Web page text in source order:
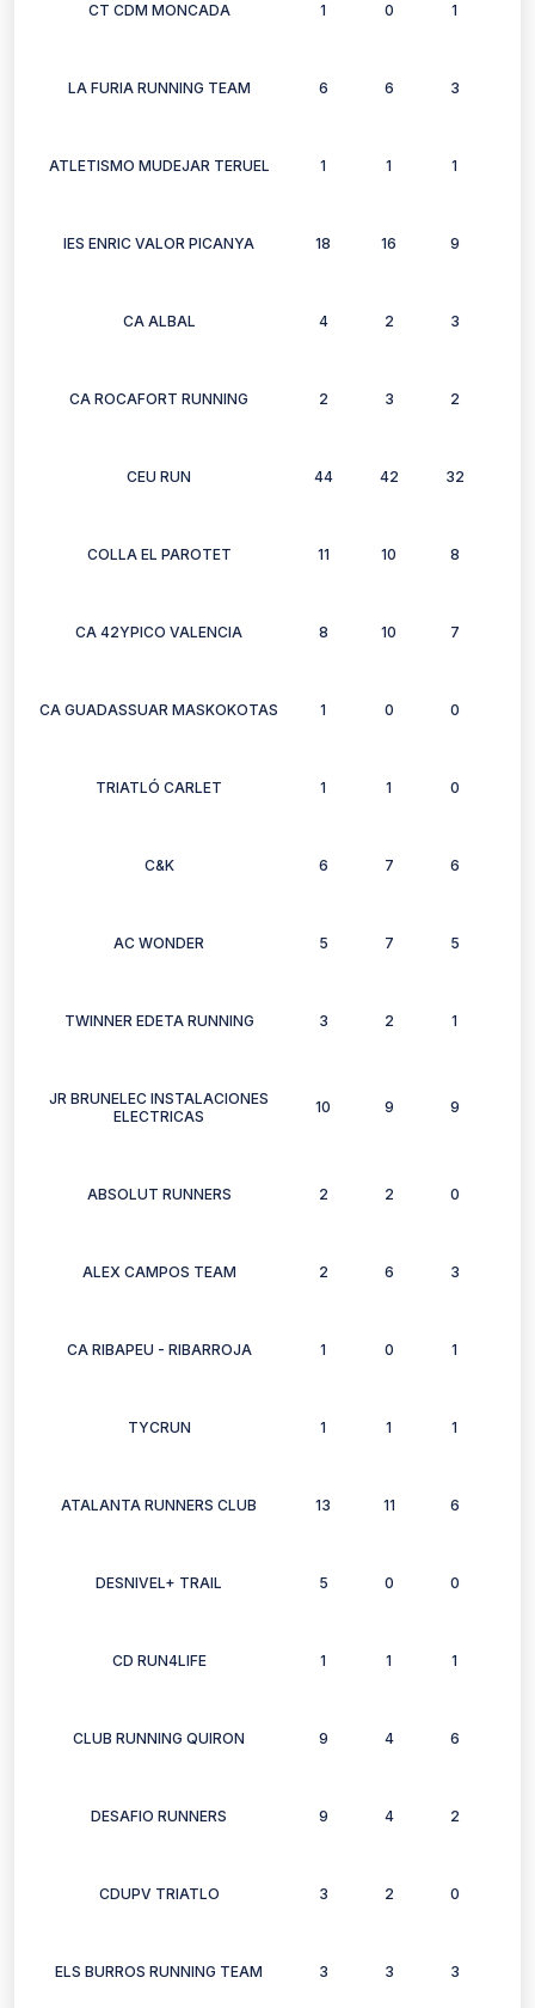
CT CDM MONCADA 1 0 1
LA FURIA RUNNING TEAM 6 6 3
ATLETISMO MUDEJAR TERUEL 1 1 1
IES ENRIC VALOR PICANYA 18 16 9
CA ALBAL 4 2 3
CA ROCAFORT RUNNING 2 3 2
CEU RUN 44 42 32
COLLA EL PAROTET 11 10 8
CA 42YPICO VALENCIA 8 10 7
CA GUADASSUAR MASKOKOTAS 1 0 0
TRIATLÓ CARLET 1 1 0
C&K 6 7 6
AC WONDER 5 7 5
TWINNER EDETA RUNNING 3 2 1
JR BRUNELEC INSTALACIONES
ELECTRICAS
10 9 9
ABSOLUT RUNNERS 2 2 0
ALEX CAMPOS TEAM 2 6 3
CA RIBAPEU - RIBARROJA 1 0 1
TYCRUN 1 1 1
ATALANTA RUNNERS CLUB 13 11 6
DESNIVEL+ TRAIL 5 0 0
CD RUN4LIFE 1 1 1
CLUB RUNNING QUIRON 9 4 6
DESAFIO RUNNERS 9 4 2
CDUPV TRIATLO 3 2 0
ELS BURROS RUNNING TEAM 3 3 3